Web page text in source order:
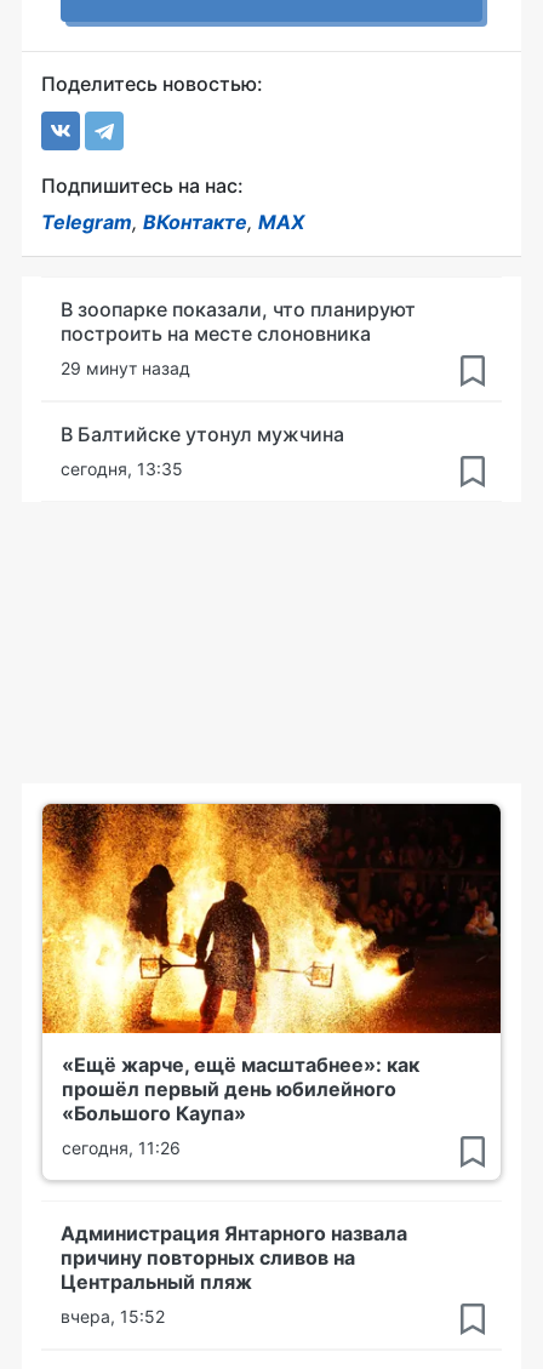
Поделитесь новостью:
Подпишитесь на нас:
Telegram, ВКонтакте, MAX
В зоопарке показали, что планируют
построить на месте слоновника
29 минут назад
В Балтийске утонул мужчина
сегодня, 13:35
«Ещё жарче, ещё масштабнее»: как
прошёл первый день юбилейного
«Большого Каупа»
сегодня, 11:26
Администрация Янтарного назвала
причину повторных сливов на
Центральный пляж
вчера, 15:52